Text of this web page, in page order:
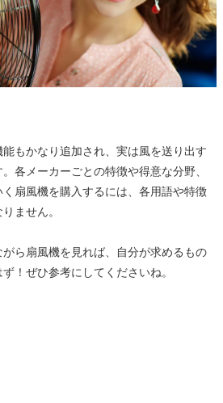
もかなり追加され、実は風を送り出す
各メーカーごとの特徴や得意な分野、
扇風機を購入するには、各用語や特徴
ません。
ら扇風機を見れば、自分が求めるもの
！ぜひ参考にしてくださいね。